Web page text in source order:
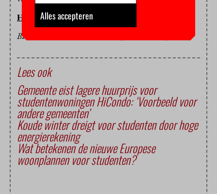
HOP/PV
BEELD: MELANIE DAVIES (FLICKR CC)
Lees ook
Gemeente eist lagere huurprijs voor
studentenwoningen HiCondo: ‘Voorbeeld voor
andere gemeenten’
Koude winter dreigt voor studenten door hoge
energierekening
Wat betekenen de nieuwe Europese
woonplannen voor studenten?
Alles accepteren